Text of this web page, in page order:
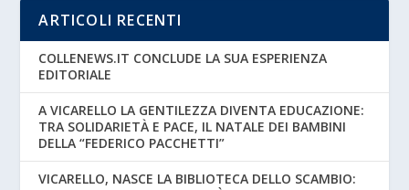
ARTICOLI RECENTI
COLLENEWS.IT CONCLUDE LA SUA ESPERIENZA
EDITORIALE
A VICARELLO LA GENTILEZZA DIVENTA EDUCAZIONE:
TRA SOLIDARIETÀ E PACE, IL NATALE DEI BAMBINI
DELLA “FEDERICO PACCHETTI”
VICARELLO, NASCE LA BIBLIOTECA DELLO SCAMBIO: